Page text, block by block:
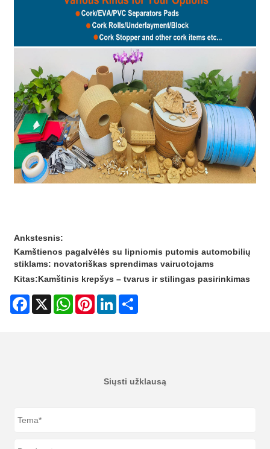
Ankstesnis:
Kamštienos pagalvėlės su lipniomis putomis automobilių
stiklams: novatoriškas sprendimas vairuotojams
Kitas:Kamštinis krepšys – tvarus ir stilingas pasirinkimas
Facebook
X WhatsAppPinterestLinkedIn
Siųsti užklausą